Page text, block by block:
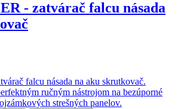
- zatvárač falcu násada
falcu násada na aku skrutkovač.
ručným nástrojom na bezúporné
strešných panelov.